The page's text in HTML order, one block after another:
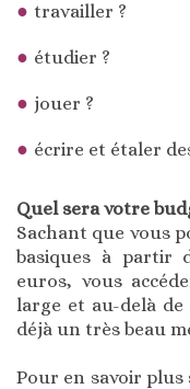
travailler ?
étudier ?
jouer ?
écrire et étaler
Quel sera votre
Sachant que vous
basiques à partir
euros, vous
large et au-delà
déjà un très beau
Pour en savoir